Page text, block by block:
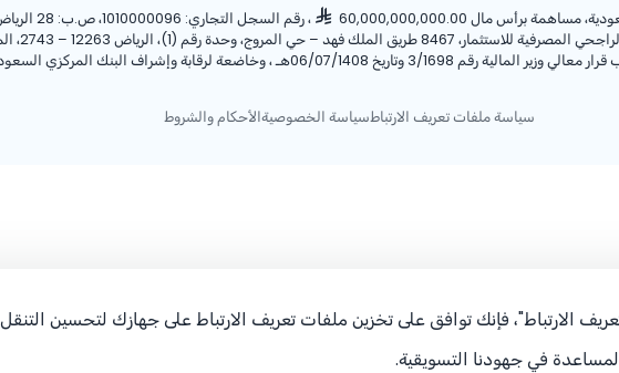
برأس مال 60,000,000,000.00
، رقم السجل التجاري: 1010000096، ص.ب: 28 الرياض 11411 المملكة العربية السعودية، هاتف:
وتاريخ 06/07/1408هـ ، وخاضعة لرقابة وإشراف البنك المركزي السعودي.
سياسة ملفات تعريف الارتباطسياسة الخصوصيةالأحكام والشروط
الارتباط"، فإنك توافق على تخزين ملفات تعريف الارتباط على جهازك لتحسين التنقل
في جهودنا التسويقية.